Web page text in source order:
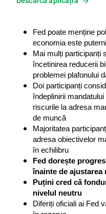
Fed poate menține
economia este
Mai mulți participanți
încetinirea reducerii
problemei plafonului
Doi participanți
îndeplinirii
riscurile la adresa
de muncă
Majoritatea
adresa obiectivelor
în echilibru
Fed dorește
înainte de ajustarea
Puțini cred că
nivelul neutru
Diferiți oficiali ai Fed